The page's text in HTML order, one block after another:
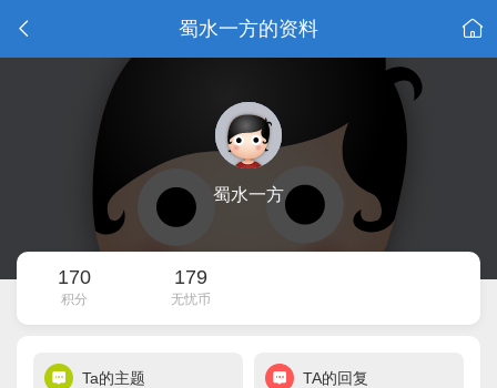
蜀水一方的资料
蜀水一方
170
积分
179
无忧币
Ta的主题 TA的回复